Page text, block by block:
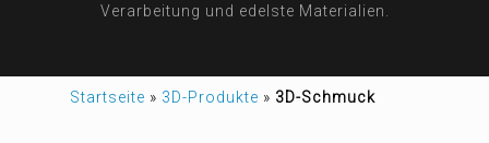
Verarbeitung und edelste Materialien.
Startseite » 3D-Produkte » 3D-Schmuck